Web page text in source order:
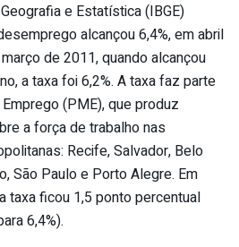
e Estatística (IBGE)
alcançou 6,4%, em abril
de 2011, quando alcançou
a taxa foi 6,2%. A taxa faz parte
(PME), que produz
a força de trabalho nas
Recife, Salvador, Belo
São Paulo e Porto Alegre. Em
taxa ficou 1,5 ponto percentual
6,4%).